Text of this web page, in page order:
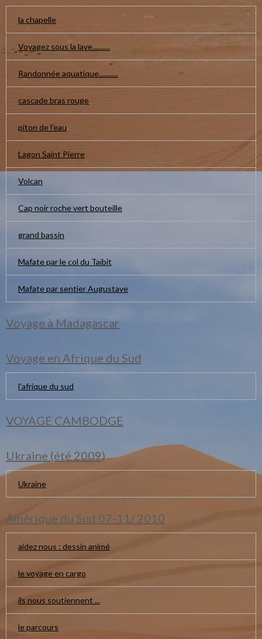
la chapelle
Voyagez sous la lave..........
Randonnée aquatique...........
cascade bras rouge
piton de l'eau
Lagon Saint Pierre
Volcan
Cap noir roche vert bouteille
grand bassin
Mafate par le col du Taïbit
Mafate par sentier Augustave
Voyage à Madagascar
Voyage en Afrique du Sud
l'afrique du sud
VOYAGE CAMBODGE
Ukraine (été 2009)
Ukraine
Amérique du Sud 07-11/ 2010
aidez nous : dessin animé
le voyage en cargo
ils nous soutiennent ...
le parcours